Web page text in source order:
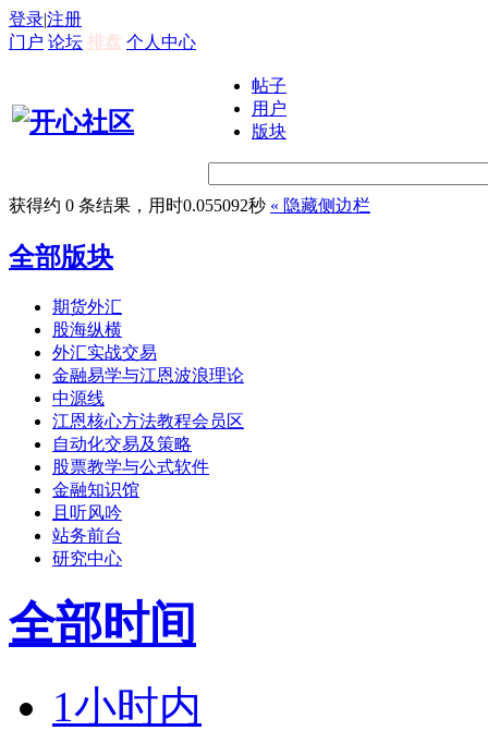
登录|注册
门户 论坛 排盘 个人中心
帖子
用户
版块
获得约 0 条结果，用时0.055092秒 « 隐藏侧边栏
全部版块
期货外汇
股海纵横
外汇实战交易
金融易学与江恩波浪理论
中源线
江恩核心方法教程会员区
自动化交易及策略
股票教学与公式软件
金融知识馆
且听风吟
站务前台
研究中心
全部时间
1小时内